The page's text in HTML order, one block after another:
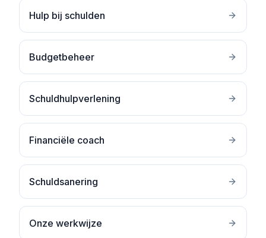
Hulp bij schulden
Budgetbeheer
Schuldhulpverlening
Financiële coach
Schuldsanering
Onze werkwijze